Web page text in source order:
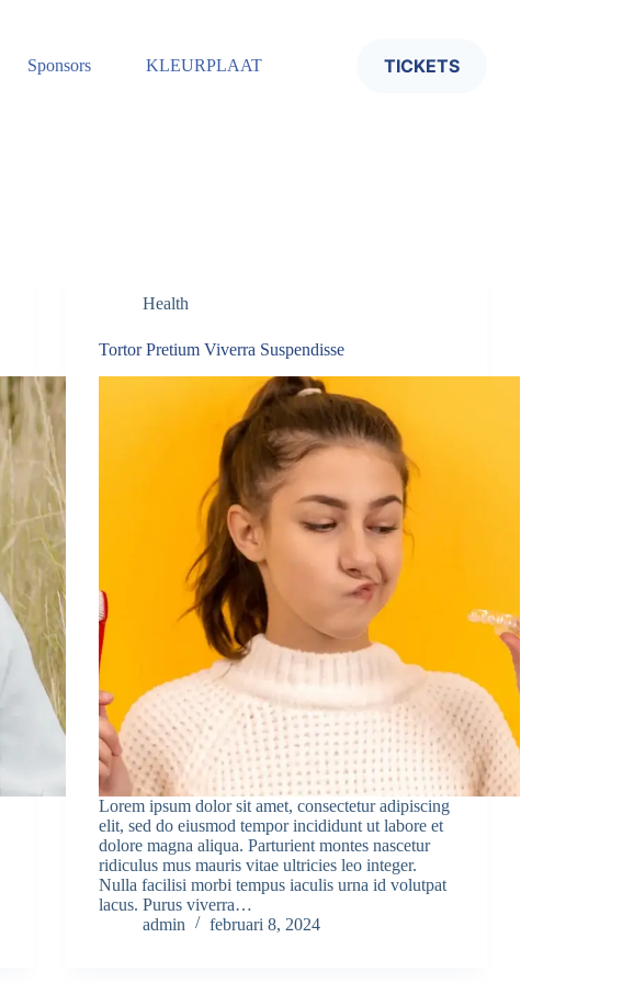
Sponsors KLEURPLAAT TICKETS
Health
Tortor Pretium Viverra Suspendisse
Lorem ipsum dolor sit amet, consectetur adipiscing
elit, sed do eiusmod tempor incididunt ut labore et
dolore magna aliqua. Parturient montes nascetur
ridiculus mus mauris vitae ultricies leo integer.
Nulla facilisi morbi tempus iaculis urna id volutpat
lacus. Purus viverra…
admin
februari 8, 2024